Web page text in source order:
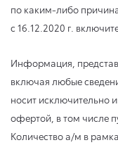
по каким-либо
с 16.12.2020 г.
Информация,
включая любые
носит исключительно
офертой, в том числе
Количество а/м в